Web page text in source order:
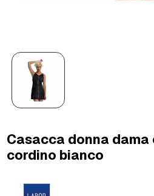
Casacca donna dama
cordino bianco